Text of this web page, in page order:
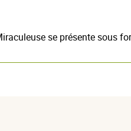
se présente sous